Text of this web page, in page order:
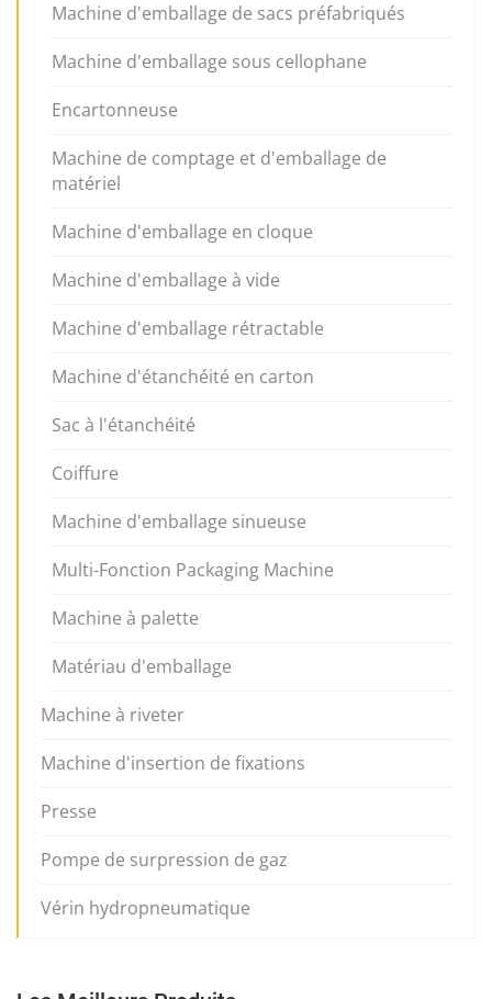
Machine d'emballage de sacs préfabriqués
Machine d'emballage sous cellophane
Encartonneuse
Machine de comptage et d'emballage de
matériel
Machine d'emballage en cloque
Machine d'emballage à vide
Machine d'emballage rétractable
Machine d'étanchéité en carton
Sac à l'étanchéité
Coiffure
Machine d'emballage sinueuse
Multi-Fonction Packaging Machine
Machine à palette
Matériau d'emballage
Machine à riveter
Machine d'insertion de fixations
Presse
Pompe de surpression de gaz
Vérin hydropneumatique